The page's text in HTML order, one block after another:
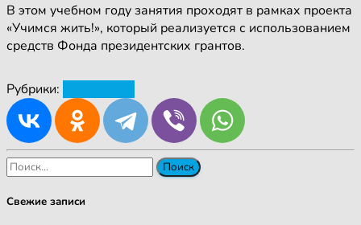
В этом учебном году занятия проходят в рамках проекта
«Учимся жить!», который реализуется с использованием
средств Фонда президентских грантов.
Рубрики:
Найти:
Свежие записи